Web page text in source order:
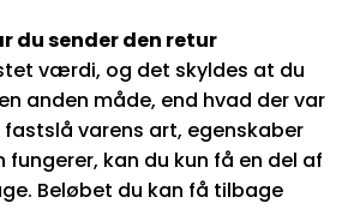
du sender den retur
værdi, og det skyldes at du
anden måde, end hvad der var
varens art, egenskaber
fungerer, kan du kun få en del af
Beløbet du kan få tilbage